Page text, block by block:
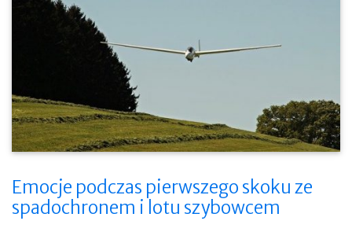
Emocje podczas pierwszego skoku ze
spadochronem i lotu szybowcem